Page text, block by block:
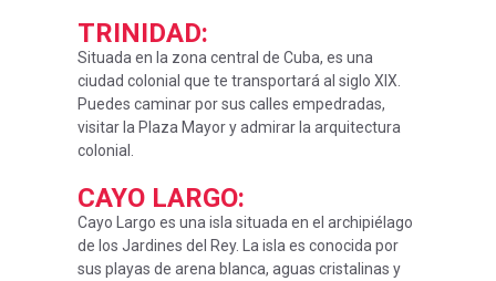
TRINIDAD:
Situada en la zona central de Cuba, es una
ciudad colonial que te transportará al siglo XIX.
Puedes caminar por sus calles empedradas,
visitar la Plaza Mayor y admirar la arquitectura
colonial.
CAYO LARGO:
Cayo Largo es una isla situada en el archipiélago
de los Jardines del Rey. La isla es conocida por
sus playas de arena blanca, aguas cristalinas y